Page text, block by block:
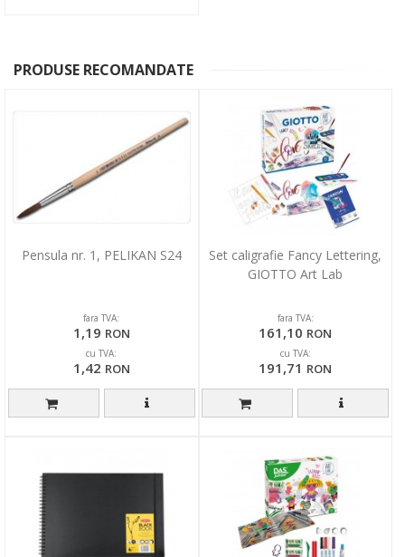
PRODUSE RECOMANDATE
Pensula nr. 1, PELIKAN S24
fara TVA:
1,19 RON
cu TVA:
1,42 RON
Set caligrafie Fancy Lettering,
GIOTTO Art Lab
fara TVA:
161,10 RON
cu TVA:
191,71 RON